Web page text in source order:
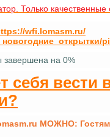
Только качественные
wfi.lomasm.ru/
завершена на 0%
себя вести
МОЖНО: